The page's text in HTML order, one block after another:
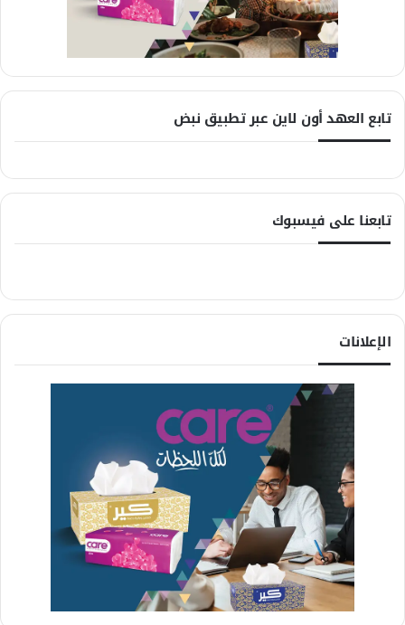
تابع العهد أون لاين عبر تطبيق نبض
تابعنا على فيسبوك
الإعلانات